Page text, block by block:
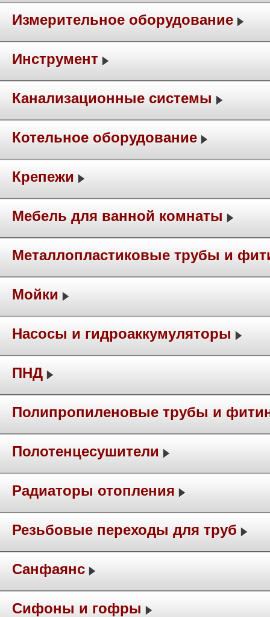
Измерительное оборудование
Инструмент
Канализационные системы
Котельное оборудование
Крепежи
Мебель для ванной комнаты
Металлопластиковые трубы и
Мойки
Насосы и гидроаккумуляторы
ПНД
Полипропиленовые трубы и
Полотенцесушители
Радиаторы отопления
Резьбовые переходы для труб
Санфаянс
Сифоны и гофры